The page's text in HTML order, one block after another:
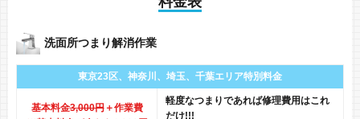
洗面所つまり解消作業
東京23区、神奈川、 埼玉、千葉エリア特別料金
基本料金3,000円＋作業費
軽度なつまりであれば修理費用はこれ
だけ!!!